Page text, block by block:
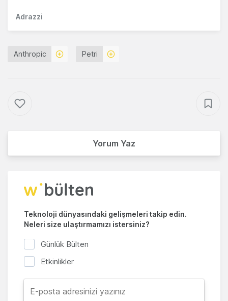
Adrazzi
Anthropic Petri
Yorum Yaz
Teknoloji dünyasındaki gelişmeleri takip edin.
Neleri size ulaştırmamızı istersiniz?
Günlük Bülten
Etkinlikler